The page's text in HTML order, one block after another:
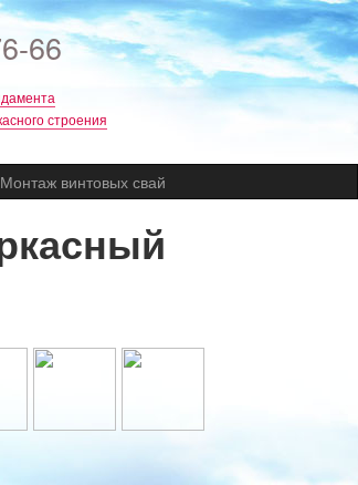
66
строения
Монтаж винтовых свай